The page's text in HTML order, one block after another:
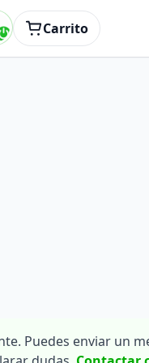
Carrito
Puedes enviar un